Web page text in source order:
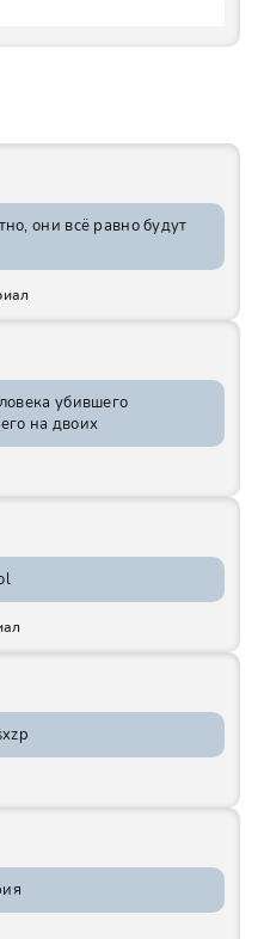
они всё равно будут
убившего
на двоих